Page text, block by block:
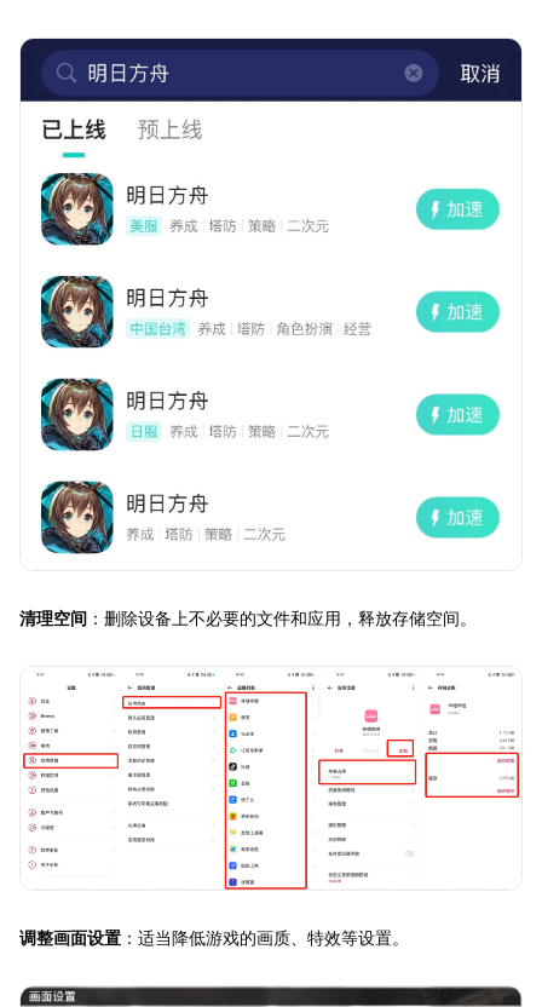
清理空间 ：删除设备上不必要的文件和应用，释放存储空间。
调整画面设置 ：适当降低游戏的画质、特效等设置。